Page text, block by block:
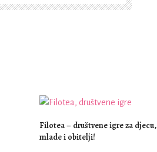
Filotea – društvene igre za djecu,
mlade i obitelji!